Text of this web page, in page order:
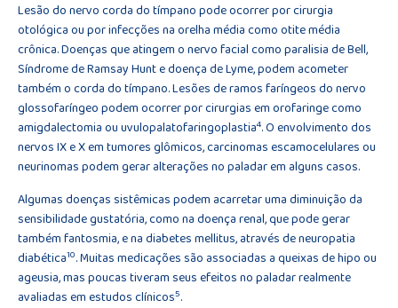
Lesão do nervo corda do tímpano pode ocorrer por cirurgia
otológica ou por infecções na orelha média como otite média
crônica. Doenças que atingem o nervo facial como paralisia de Bell,
Síndrome de Ramsay Hunt e doença de Lyme, podem acometer
também o corda do tímpano. Lesões de ramos faríngeos do nervo
glossofaríngeo podem ocorrer por cirurgias em orofaringe como
amigdalectomia ou uvulopalatofaringoplastia4. O envolvimento dos
nervos IX e X em tumores glômicos, carcinomas escamocelulares ou
neurinomas podem gerar alterações no paladar em alguns casos.
Algumas doenças sistêmicas podem acarretar uma diminuição da
sensibilidade gustatória, como na doença renal, que pode gerar
também fantosmia, e na diabetes mellitus, através de neuropatia
diabética10. Muitas medicações são associadas a queixas de hipo ou
ageusia, mas poucas tiveram seus efeitos no paladar realmente
avaliadas em estudos clínicos5.